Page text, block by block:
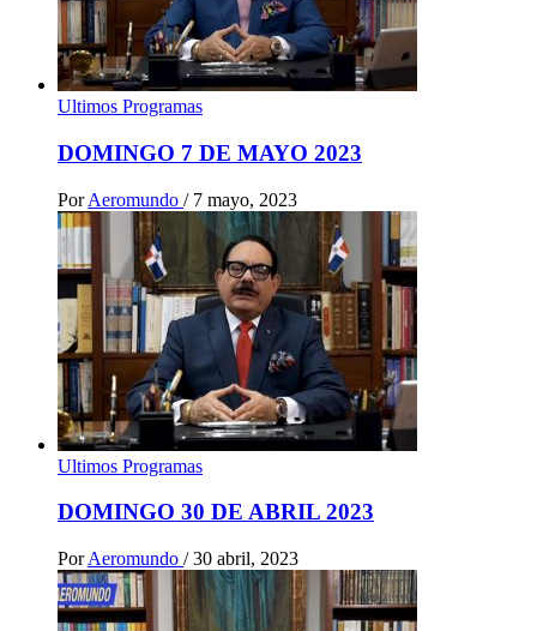
Ultimos Programas
DOMINGO 7 DE MAYO 2023
Por Aeromundo / 7 mayo, 2023
Ultimos Programas
DOMINGO 30 DE ABRIL 2023
Por Aeromundo / 30 abril, 2023